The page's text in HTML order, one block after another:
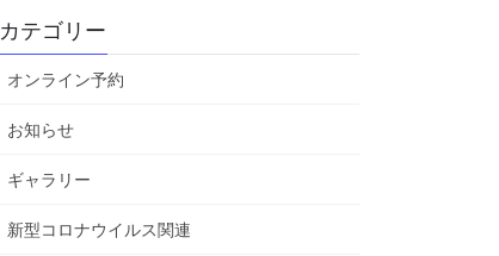
カテゴリー
オンライン予約
お知らせ
ギャラリー
新型コロナウイルス関連